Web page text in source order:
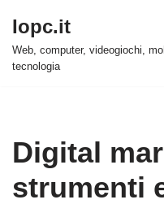
Vai
al
Iopc.it
Web, computer, videogiochi,
tecnologia
Digital
strumenti